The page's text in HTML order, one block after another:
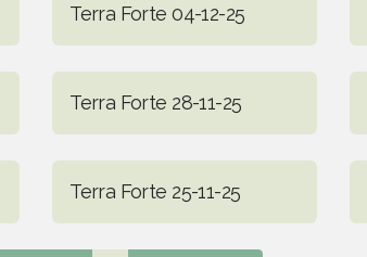
Terra Forte 04-12-25
Terra Forte 28-11-25
Terra Forte 25-11-25